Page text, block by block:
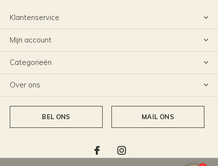
Klantenservice
Mijn account
Categorieën
Over ons
BEL ONS MAIL ONS